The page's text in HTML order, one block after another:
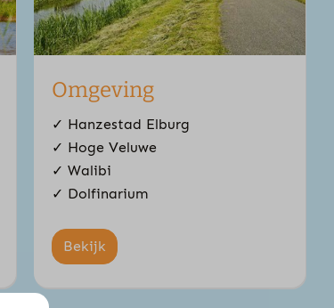
Omgeving
✓ Hanzestad Elburg
✓ Hoge Veluwe
✓ Walibi
✓ Dolfinarium
Bekijk